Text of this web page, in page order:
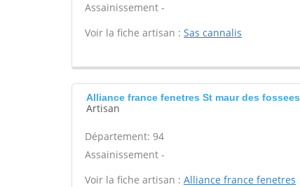
Assainissement -
Voir la fiche artisan : Sas cannalis
Alliance france fenetres St maur des fossees
Artisan
Département: 94
Assainissement -
Voir la fiche artisan : Alliance france fenetres